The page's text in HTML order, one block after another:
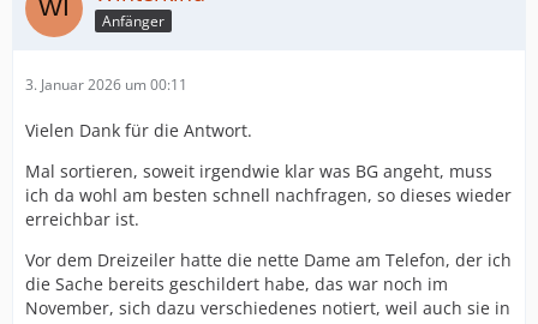
Anfänger
3. Januar 2026 um 00:11
Vielen Dank für die Antwort.
Mal sortieren, soweit irgendwie klar was BG angeht, muss
ich da wohl am besten schnell nachfragen, so dieses wieder
erreichbar ist.
Vor dem Dreizeiler hatte die nette Dame am Telefon, der ich
die Sache bereits geschildert habe, das war noch im
November, sich dazu verschiedenes notiert, weil auch sie in